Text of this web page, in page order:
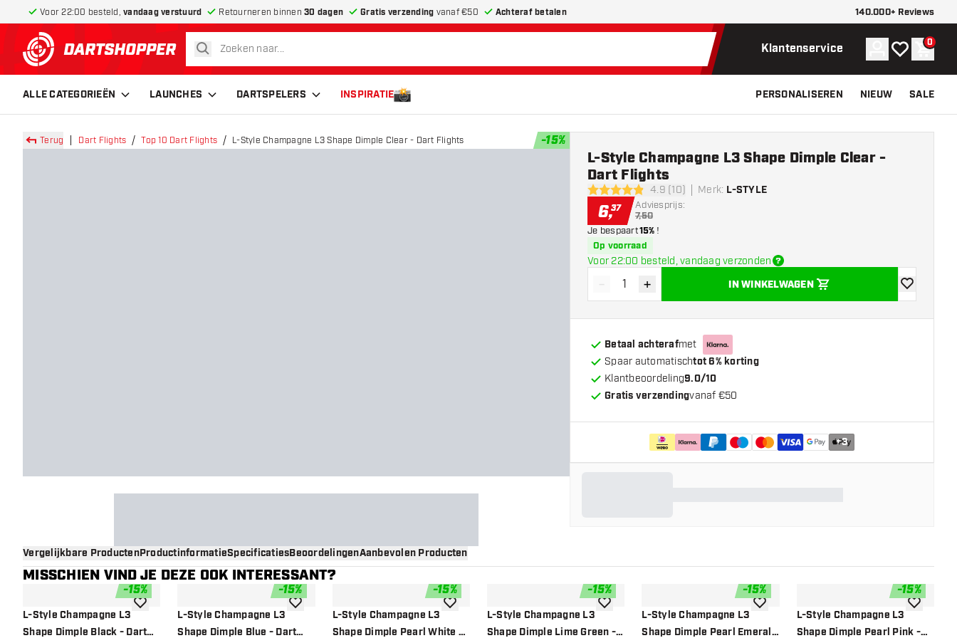
Voor 22:00 besteld, vandaag verstuurd Retourneren binnen 30 dagen Gratis verzending vanaf €50 Achteraf betalen 140.000+ Reviews
terug naar home pagina
zoeken Klantenservice Account
Mijn 0
ALLE CATEGORIEËN LAUNCHES DARTSPELERS INSPIRATIE PERSONALISEREN NIEUW SALE
Terug Dart Flights Top 10 Dart Flights L-Style Champagne L3 Shape Dimple Clear - Dart Flights -15%
4.9 score sterren4.9 (10) Merk: L-STYLE
L-Style Champagne L3 Shape Dimple Clear -
Dart Flights
6,37 Adviesprijs:
7,50
Je bespaart15% !
Op voorraad
Voor 22:00 besteld, vandaag verzonden
Verminder hoeveelheid
- Verhoog hoeveelheid
+ IN WINKELWAGEN
toevoegen
Betaal achterafmet
Spaar automatischtot 6% korting
Klantbeoordeling9.0/10
Gratis verzendingvanaf €50
+3
Vergelijkbare ProductenProductinformatieSpecificatiesBeoordelingenAanbevolen Producten
MISSCHIEN VIND JE DEZE OOK INTERESSANT?
-15%
L-Style Champagne L3
Shape Dimple Black - Dart
toevoegen aan verlanglijst
-15%
L-Style Champagne L3
Shape Dimple Blue - Dart
toevoegen aan verlanglijst
-15%
L-Style Champagne L3
Shape Dimple Pearl White -
toevoegen aan verlanglijst
-15%
L-Style Champagne L3
Shape Dimple Lime Green -
toevoegen aan verlanglijst
-15%
L-Style Champagne L3
Shape Dimple Pearl Emerald
toevoegen aan verlanglijst
-15%
L-Style Champagne L3
Shape Dimple Pearl Pink -